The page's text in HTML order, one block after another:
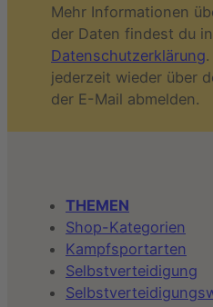
Mehr Informationen
der Daten findest du
Datenschutzerklärung
jederzeit wieder über
der E-Mail abmelden.
THEMEN
Shop-Kategorien
Kampfsportarten
Selbstverteidigung